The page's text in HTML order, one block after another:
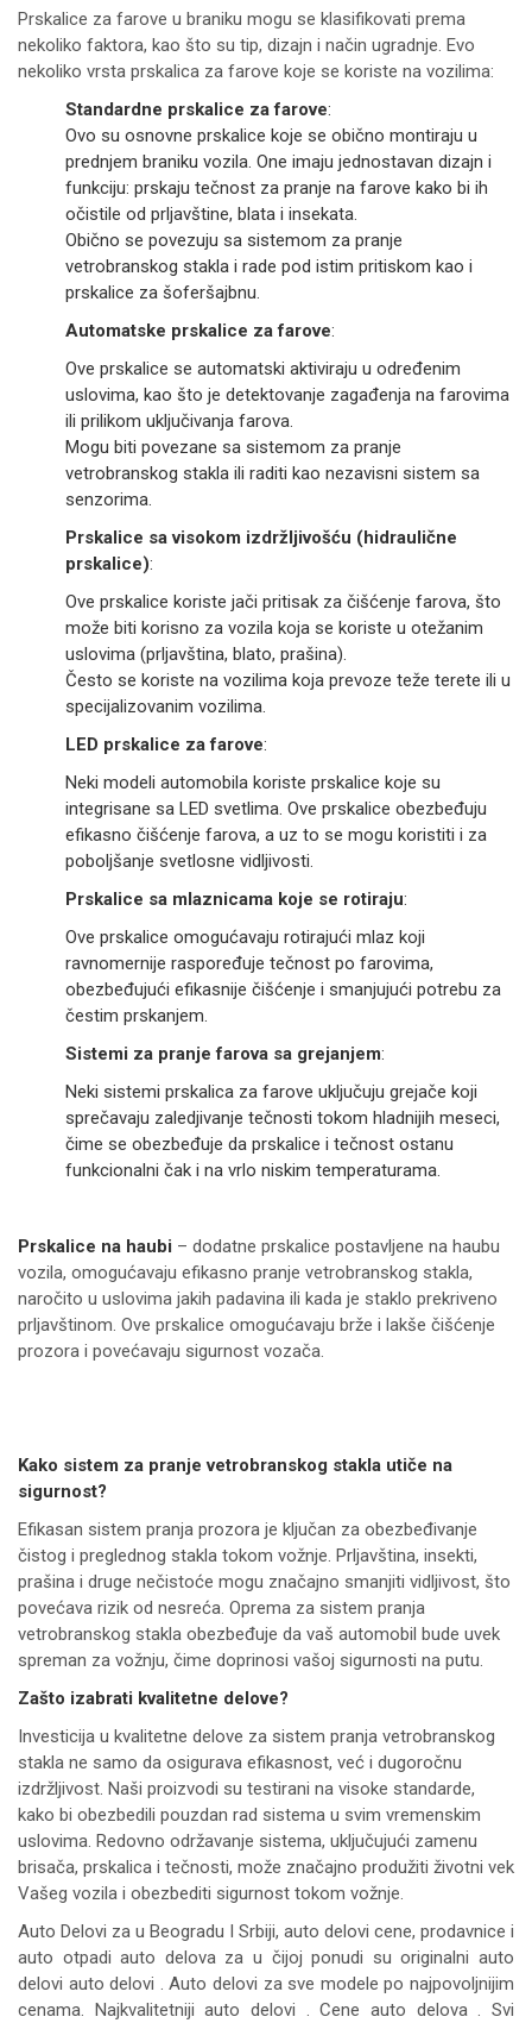
Prskalice za farove u braniku mogu se klasifikovati prema
nekoliko faktora, kao što su tip, dizajn i način ugradnje. Evo
nekoliko vrsta prskalica za farove koje se koriste na vozilima:
Standardne prskalice za farove:
Ovo su osnovne prskalice koje se obično montiraju u
prednjem braniku vozila. One imaju jednostavan dizajn i
funkciju: prskaju tečnost za pranje na farove kako bi ih
očistile od prljavštine, blata i insekata.
Obično se povezuju sa sistemom za pranje
vetrobranskog stakla i rade pod istim pritiskom kao i
prskalice za šoferšajbnu.
Automatske prskalice za farove:
Ove prskalice se automatski aktiviraju u određenim
uslovima, kao što je detektovanje zagađenja na farovima
ili prilikom uključivanja farova.
Mogu biti povezane sa sistemom za pranje
vetrobranskog stakla ili raditi kao nezavisni sistem sa
senzorima.
Prskalice sa visokom izdržljivošću (hidraulične
prskalice):
Ove prskalice koriste jači pritisak za čišćenje farova, što
može biti korisno za vozila koja se koriste u otežanim
uslovima (prljavština, blato, prašina).
Često se koriste na vozilima koja prevoze teže terete ili u
specijalizovanim vozilima.
LED prskalice za farove:
Neki modeli automobila koriste prskalice koje su
integrisane sa LED svetlima. Ove prskalice obezbeđuju
efikasno čišćenje farova, a uz to se mogu koristiti i za
poboljšanje svetlosne vidljivosti.
Prskalice sa mlaznicama koje se rotiraju:
Ove prskalice omogućavaju rotirajući mlaz koji
ravnomernije raspoređuje tečnost po farovima,
obezbeđujući efikasnije čišćenje i smanjujući potrebu za
čestim prskanjem.
Sistemi za pranje farova sa grejanjem:
Neki sistemi prskalica za farove uključuju grejače koji
sprečavaju zaledjivanje tečnosti tokom hladnijih meseci,
čime se obezbeđuje da prskalice i tečnost ostanu
funkcionalni čak i na vrlo niskim temperaturama.
Prskalice na haubi – dodatne prskalice postavljene na haubu
vozila, omogućavaju efikasno pranje vetrobranskog stakla,
naročito u uslovima jakih padavina ili kada je staklo prekriveno
prljavštinom. Ove prskalice omogućavaju brže i lakše čišćenje
prozora i povećavaju sigurnost vozača.
Kako sistem za pranje vetrobranskog stakla utiče na
sigurnost?
Efikasan sistem pranja prozora je ključan za obezbeđivanje
čistog i preglednog stakla tokom vožnje. Prljavština, insekti,
prašina i druge nečistoće mogu značajno smanjiti vidljivost, što
povećava rizik od nesreća. Oprema za sistem pranja
vetrobranskog stakla obezbeđuje da vaš automobil bude uvek
spreman za vožnju, čime doprinosi vašoj sigurnosti na putu.
Zašto izabrati kvalitetne delove?
Investicija u kvalitetne delove za sistem pranja vetrobranskog
stakla ne samo da osigurava efikasnost, već i dugoročnu
izdržljivost. Naši proizvodi su testirani na visoke standarde,
kako bi obezbedili pouzdan rad sistema u svim vremenskim
uslovima. Redovno održavanje sistema, uključujući zamenu
brisača, prskalica i tečnosti, može značajno produžiti životni vek
Vašeg vozila i obezbediti sigurnost tokom vožnje.
Auto Delovi za u Beogradu I Srbiji, auto delovi cene, prodavnice i
auto otpadi auto delova za u čijoj ponudi su originalni auto
delovi auto delovi . Auto delovi za sve modele po najpovoljnijim
cenama. Najkvalitetniji auto delovi . Cene auto delova . Svi